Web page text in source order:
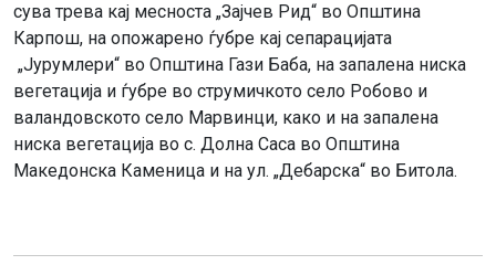
сува трева кај месноста „Зајчев Рид“ во Општина
Карпош, на опожарено ѓубре кај сепарацијата
„Јурумлери“ во Општина Гази Баба, на запалена ниска
вегетација и ѓубре во струмичкото село Робово и
валандовското село Марвинци, како и на запалена
ниска вегетација во с. Долна Саса во Општина
Македонска Каменица и на ул. „Дебарска“ во Битола.